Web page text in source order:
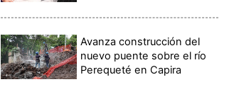
Avanza construcción del
nuevo puente sobre el río
Perequeté en Capira